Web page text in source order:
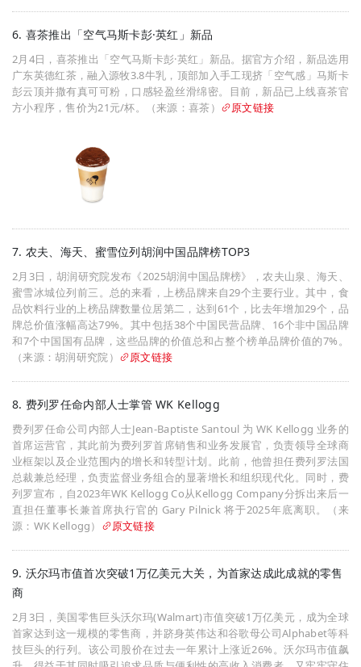
6. 喜茶推出「空气马斯卡彭·英红」新品
2月4日，喜茶推出「空气马斯卡彭·英红」新品。据官方介绍，新品选用
广东英德红茶，融入源牧3.8牛乳，顶部加入手工现挤「空气感」马斯卡
彭云顶并撒有真可可粉，口感轻盈丝滑绵密。目前，新品已上线喜茶官
方小程序，售价为21元/杯。（来源：喜茶）
原文链接
7. 农夫、海天、蜜雪位列胡润中国品牌榜TOP3
2月3日，胡润研究院发布《2025胡润中国品牌榜》，农夫山泉、海天、
蜜雪冰城位列前三。总的来看，上榜品牌来自29个主要行业。其中，食
品饮料行业的上榜品牌数量位居第二，达到61个，比去年增加29个，品
牌总价值涨幅高达79%。其中包括38个中国民营品牌、16个非中国品牌
和7个中国国有品牌，这些品牌的价值总和占整个榜单品牌价值的7%。
（来源：胡润研究院）
原文链接
8. 费列罗任命内部人士掌管 WK Kellogg
费列罗任命公司内部人士Jean-Baptiste Santoul 为 WK Kellogg 业务的
首席运营官，其此前为费列罗首席销售和业务发展官，负责领导全球商
业框架以及企业范围内的增长和转型计划。此前，他曾担任费列罗法国
总裁兼总经理，负责监督业务组合的显著增长和组织现代化。同时，费
列罗宣布，自2023年WK Kellogg Co从Kellogg Company分拆出来后一
直担任董事长兼首席执行官的 Gary Pilnick 将于2025年底离职。（来
源：WK Kellogg）
原文链接
9. 沃尔玛市值首次突破1万亿美元大关，为首家达成此成就的零售
商
2月3日，美国零售巨头沃尔玛(Walmart)市值突破1万亿美元，成为全球
首家达到这一规模的零售商，并跻身英伟达和谷歌母公司Alphabet等科
技巨头的行列。该公司股价在过去一年累计上涨近26%。沃尔玛市值飙